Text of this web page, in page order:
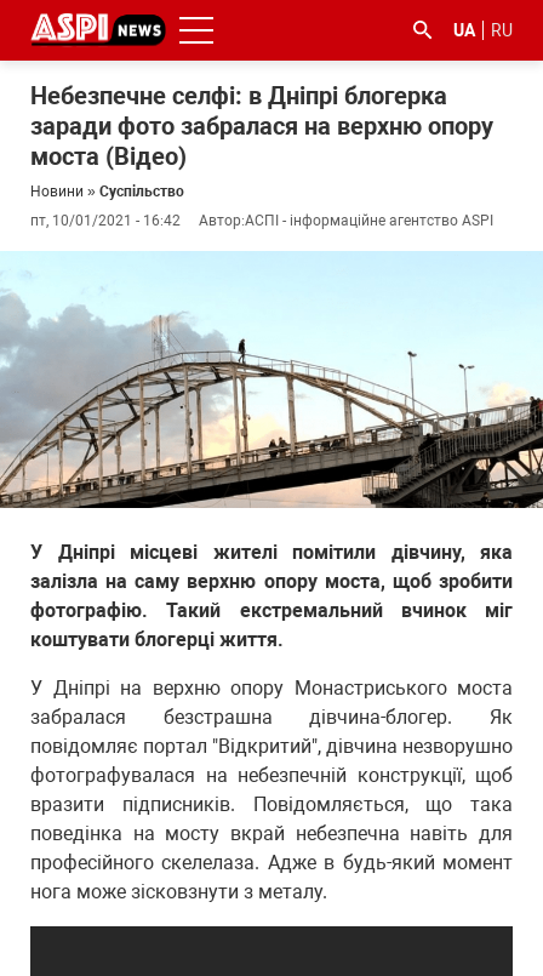
UA RU
Небезпечне селфі: в Дніпрі блогерка
заради фото забралася на верхню опору
моста (Відео)
Новини » Суспільство
пт, 10/01/2021 - 16:42
Автор:АСПІ - інформаційне агентство ASPI
У Дніпрі місцеві жителі помітили дівчину, яка
залізла на саму верхню опору моста, щоб зробити
фотографію. Такий екстремальний вчинок міг
коштувати блогерці життя.
У Дніпрі на верхню опору Монастриського моста
забралася безстрашна дівчина-блогер. Як
повідомляє портал "Відкритий", дівчина незворушно
фотографувалася на небезпечній конструкції, щоб
вразити підписників. Повідомляється, що така
поведінка на мосту вкрай небезпечна навіть для
професійного скелелаза. Адже в будь-який момент
нога може зісковзнути з металу.
#ООС
корупцією